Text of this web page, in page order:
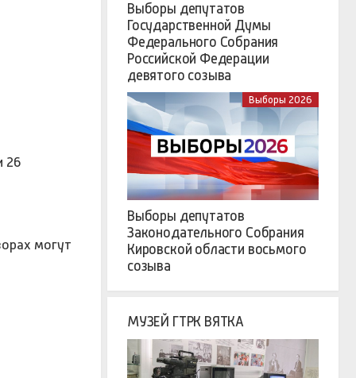
26
могут
Выборы депутатов
Государственной Думы
Федерального Собрания
Российской Федерации
девятого созыва
Выборы 2026
Выборы депутатов
Законодательного Собрания
Кировской области восьмого
созыва
МУЗЕЙ ГТРК ВЯТКА